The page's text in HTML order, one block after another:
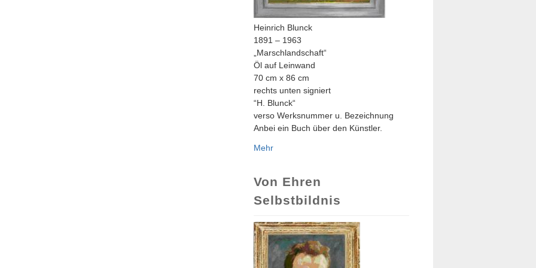
Heinrich Blunck
1891 – 1963
„Marschlandschaft“
Öl auf Leinwand
70 cm x 86 cm
rechts unten signiert
“H. Blunck“
verso Werksnummer u. Bezeichnung
Anbei ein Buch über den Künstler.
Mehr
Von Ehren
Selbstbildnis